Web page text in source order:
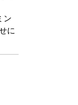
ン
に